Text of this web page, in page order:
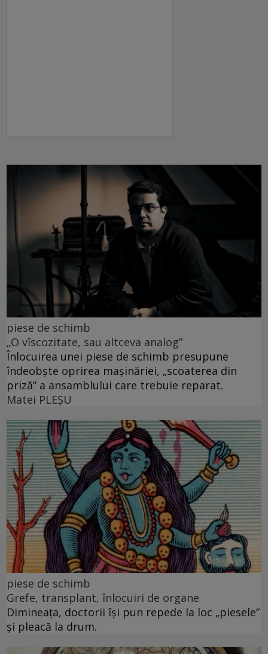
piese de schimb
„O vîscozitate, sau altceva analog”
Înlocuirea unei piese de schimb presupune
îndeobște oprirea mașinăriei, „scoaterea din
priză” a ansamblului care trebuie reparat.
Matei PLEŞU
piese de schimb
Grefe, transplant, înlocuiri de organe
Dimineața, doctorii își pun repede la loc „piesele”
și pleacă la drum.